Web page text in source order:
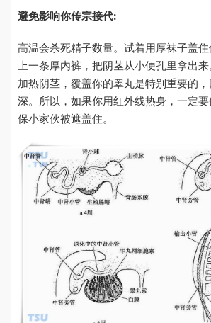
避免影响你传宗接代:
高温会杀死精子数量。试着用厚袜子盖
上一条厚内裤，把阴茎从小便孔里拿出
加热阴茎，覆盖你的睾丸是特别重要的
深。所以，如果你用红外线热身，一定
保小家伙被遮盖住。